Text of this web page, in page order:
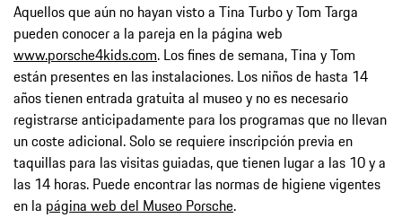
Aquellos que aún no hayan visto a Tina Turbo y Tom Targa
pueden conocer a la pareja en la página web
www.porsche4kids.com. Los fines de semana, Tina y Tom
están presentes en las instalaciones. Los niños de hasta 14
años tienen entrada gratuita al museo y no es necesario
registrarse anticipadamente para los programas que no llevan
un coste adicional. Solo se requiere inscripción previa en
taquillas para las visitas guiadas, que tienen lugar a las 10 y a
las 14 horas. Puede encontrar las normas de higiene vigentes
en la página web del Museo Porsche.